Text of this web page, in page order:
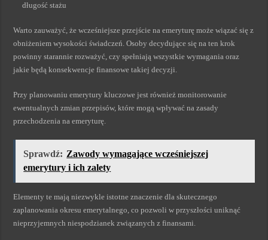
długość stażu
Warto zauważyć, że wcześniejsze przejście na emeryturę może wiązać się z
obniżeniem wysokości świadczeń. Osoby decydujące się na ten krok
powinny starannie rozważyć, czy spełniają wszystkie wymagania oraz
jakie będą konsekwencje finansowe takiej decyzji.
Przy planowaniu emerytury kluczowe jest również monitorowanie
ewentualnych zmian przepisów, które mogą wpływać na zasady
przechodzenia na emeryturę.
Sprawdź: Zawody wymagające wcześniejszej
emerytury i ich zalety
Elementy te mają niezwykle istotne znaczenie dla skutecznego
zaplanowania okresu emerytalnego, co pozwoli w przyszłości uniknąć
nieprzyjemnych niespodzianek związanych z finansami.